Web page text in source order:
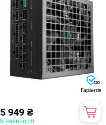
120
Гарантія
5 949 ₴
В наявності